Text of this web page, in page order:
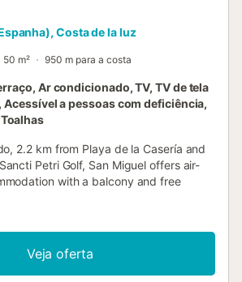
Costa de la luz
50 m² 950 m para a costa
Ar condicionado, TV, TV de tela
Acessível a pessoas com deficiência,
2.2 km from Playa de la Casería and
Petri Golf, San Miguel offers air-
with a balcony and free
Veja oferta